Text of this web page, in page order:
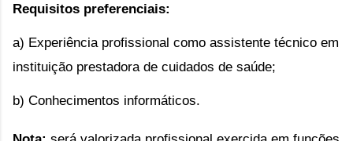
Requisitos preferenciais:
a) Experiência profissional como assistente técnico em
instituição prestadora de cuidados de saúde;
b) Conhecimentos informáticos.